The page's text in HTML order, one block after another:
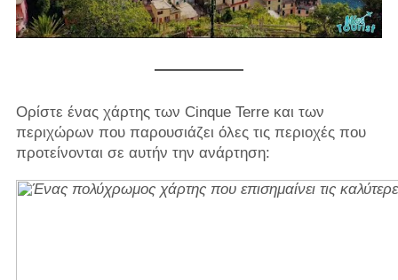
Ορίστε ένας χάρτης των Cinque Terre και των
περιχώρων που παρουσιάζει όλες τις περιοχές που
προτείνονται σε αυτήν την ανάρτηση: